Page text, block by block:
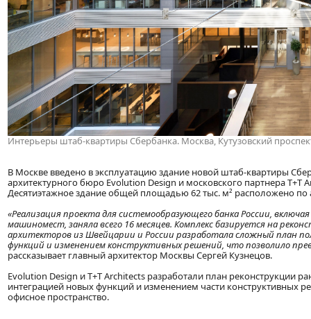
Интерьеры штаб-квартиры Сбербанка. Москва, Кутузовский
В Москве введено в эксплуатацию здание новой штаб-квартиры
архитектурного бюро Evolution Design и московского партнера
Десятиэтажное здание общей площадью 62 тыс. м² расположено по
«Реализация проекта для системообразующего банка России,
машиномест, заняла всего 16 месяцев. Комплекс базируется на
архитекторов из Швейцарии и России разработала сложный план
функций и изменением конструктивных решений, что позволило
рассказывает главный архитектор Москвы Сергей Кузнецов.
Evolution Design и T+T Architects разработали план реконструкции
интеграцией новых функций и изменением части конструктивных
офисное пространство.